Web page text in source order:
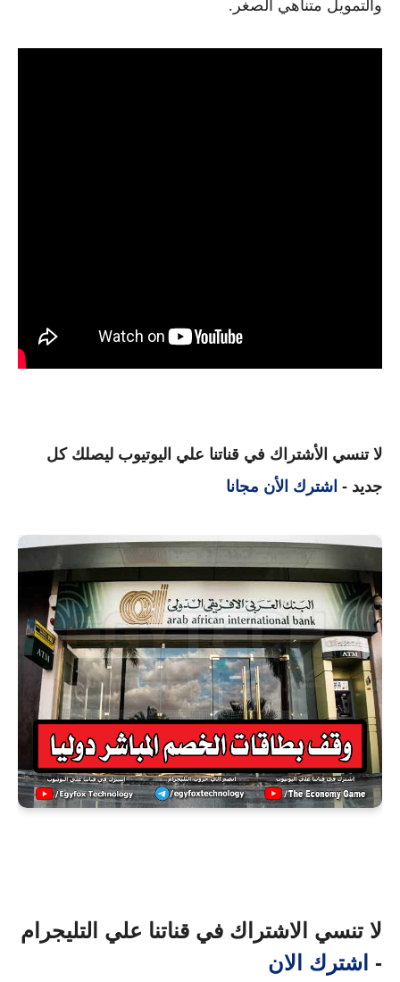
والتمويل متناهي الصغر.
لا تنسي الأشتراك في قناتنا علي اليوتيوب ليصلك كل
جديد - اشترك الأن مجانا
لا تنسي الاشتراك في قناتنا علي التليجرام
- اشترك الان